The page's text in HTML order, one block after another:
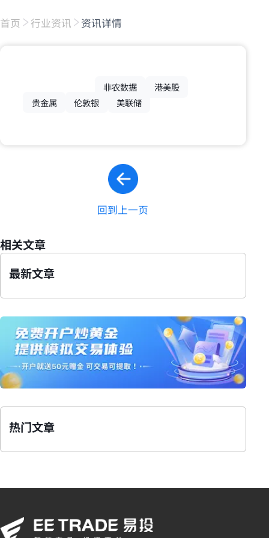
首页 行业资讯 资讯详情
非农数据
港美股
贵金属
伦敦银 美联储
回到上一页
相关文章
最新文章
热门文章